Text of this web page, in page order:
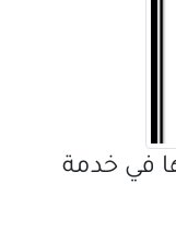
في خدمة